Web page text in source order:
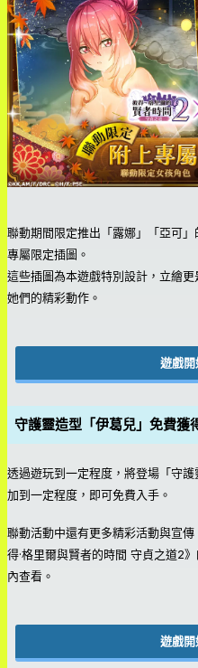
聯動期間限定推出「露娜」「亞可
專屬限定插圖。
這些插圖為本遊戲特別設計，立繪
她們的精彩動作。
遊戲
守護靈造型「伊葛兒」免費獲
透過遊玩到一定程度，將登場「守
加到一定程度，即可免費入手。
聯動活動中還有更多精彩活動與宣
得·格里爾與賢者的時間 守貞之道2
內查看。
遊戲